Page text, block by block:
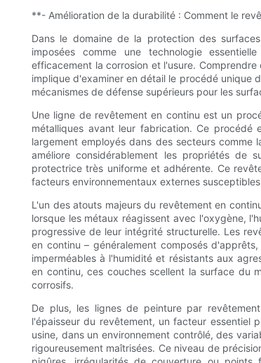
**- Amélioration de la durabilité : Comment le
Dans le domaine de la protection des
imposées comme une technologie
efficacement la corrosion et l'usure.
implique d'examiner en détail le procédé unique
mécanismes de défense supérieurs pour les
Une ligne de revêtement en continu est un
métalliques avant leur fabrication. Ce procédé
largement employés dans des secteurs comme
améliore considérablement les propriétés de
protectrice très uniforme et adhérente. Ce
facteurs environnementaux externes
L'un des atouts majeurs du revêtement en
lorsque les métaux réagissent avec l'oxygène,
progressive de leur intégrité structurelle. Les
en continu – généralement composés
imperméables à l'humidité et résistants aux
en continu, ces couches scellent la surface du
corrosifs.
De plus, les lignes de peinture par
l'épaisseur du revêtement, un facteur essentiel
usine, dans un environnement contrôlé, des
rigoureusement maîtrisées. Ce niveau de